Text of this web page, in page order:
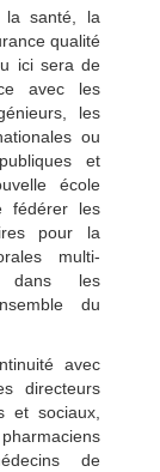
la santé, la
qualité
ici sera de
avec les
les
ou
et
école
fédérer les
pour la
multi-
dans les
du
avec
directeurs
et sociaux,
de